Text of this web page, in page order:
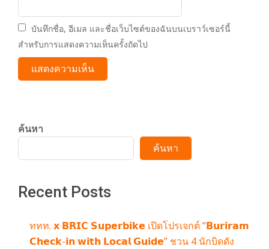
บันทึกชื่อ, อีเมล และชื่อเว็บไซต์ของฉันบนเบราว์เซอร์นี้
สำหรับการแสดงความเห็นครั้งถัดไป
ค้นหา
ค้นหา
Recent Posts
ททท. 𝘅 𝗕𝗥𝗜𝗖 𝗦𝘂𝗽𝗲𝗿𝗯𝗶𝗸𝗲 เปิดโปรเจกต์ “𝗕𝘂𝗿𝗶𝗿𝗮𝗺
𝗖𝗵𝗲𝗰𝗸-𝗶𝗻 𝘄𝗶𝘁𝗵 𝗟𝗼𝗰𝗮𝗹 𝗚𝘂𝗶𝗱𝗲” ชวน 4 นักบิดดัง